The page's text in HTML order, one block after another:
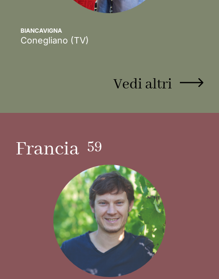
BIANCAVIGNA
Conegliano (TV)
Vedi altri
Francia 59